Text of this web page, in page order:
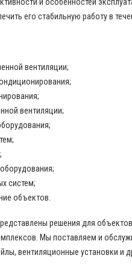
его стабильную работу в
вентиляции;
вентиляции;
систем;
объектов.
решения для
Мы поставляем и
вентиляционные установки